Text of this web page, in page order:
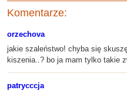
Komentarze:
orzechova
jakie szaleństwo! chyba się
kiszenia..? bo ja mam tylko takie
patrycccja